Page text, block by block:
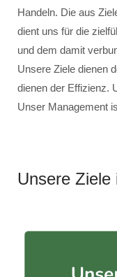
Handeln. Die aus
dient uns für die
und dem damit
Unsere Ziele dienen
dienen der Effizienz.
Unser Management
Unsere Ziele